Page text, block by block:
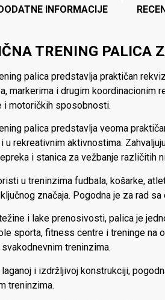
INFORMACIJE
TRENING PALICA
palica predstavlja praktičan
markerima i drugim
i motoričkih sposobnosti.
palica predstavlja veoma
u rekreativnim aktivnostima.
i stanica za vežbanje različitih
u treninzima fudbala, košarke,
značaja. Pogodna je za rad
i lake prenosivosti, palica je
sporta, fitness centre i treninge na
treninzima.
laganoj i izdržljivoj konstrukciji,
treninzima.